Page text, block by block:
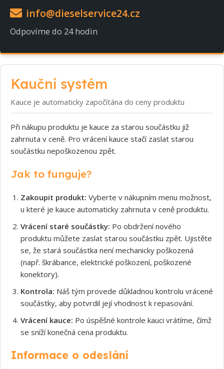
info@dieselservice24.cz
Odpovíme do 24 hodin
Kauční systém
Kauce je automaticky započítána do ceny produktu
Při nákupu produktu je kauce za starou součástku již
zahrnuta v ceně. Pro vrácení kauce stačí zaslat starou
součástku nepoškozenou zpět.
Jak to funguje?
Zakoupit produkt: Vyberte v nákupním menu možnost,
u které je kauce automaticky zahrnuta v ceně produktu.
Vrácení staré součástky: Po obdržení nového
produktu můžete zaslat starou součástku zpět. Ujistěte
se, že stará součástka není mechanicky poškozená
(např. škrábance, elektrické poškození, poškozené
konektory).
Kontrola: Náš tým provede důkladnou kontrolu vrácené
součástky, aby potvrdil její vhodnost k repasování.
Vrácení kauce: Po úspěšné kontrole kauci vrátíme, čímž
se sníží konečná cena produktu.
Informace o odeslání